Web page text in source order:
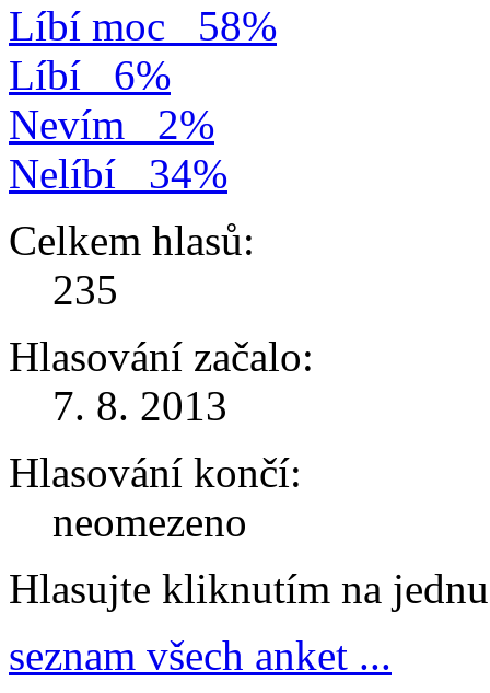
Líbí moc
58%
Líbí
6%
Nevím
2%
Nelíbí
34%
Celkem hlasů:
235
Hlasování začalo:
7. 8. 2013
Hlasování končí:
neomezeno
Hlasujte kliknutím na
seznam všech anket ...